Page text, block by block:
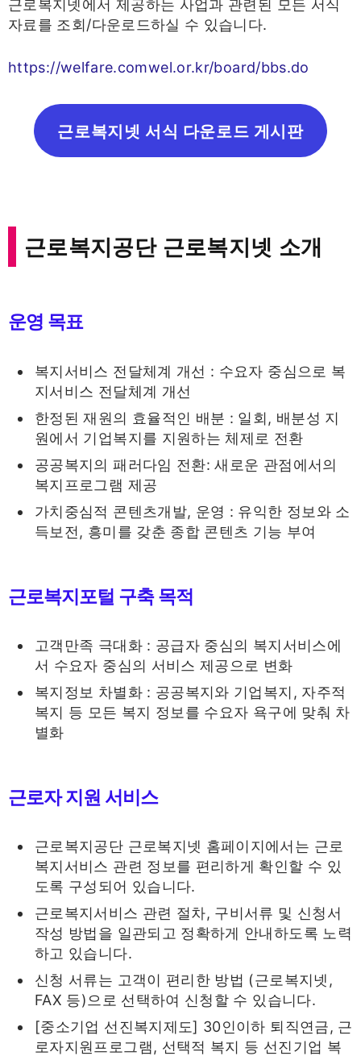
근로복지넷에서 제공하는 사업과 관련된 모든 서식
자료를 조회/다운로드하실 수 있습니다.
https://welfare.comwel.or.kr/board/bbs.do
근로복지넷 서식 다운로드 게시판
근로복지공단 근로복지넷 소개
운영 목표
복지서비스 전달체계 개선 : 수요자 중심으로 복
지서비스 전달체계 개선
한정된 재원의 효율적인 배분 : 일회, 배분성 지
원에서 기업복지를 지원하는 체제로 전환
공공복지의 패러다임 전환: 새로운 관점에서의
복지프로그램 제공
가치중심적 콘텐츠개발, 운영 : 유익한 정보와 소
득보전, 흥미를 갖춘 종합 콘텐츠 기능 부여
근로복지포털 구축 목적
고객만족 극대화 : 공급자 중심의 복지서비스에
서 수요자 중심의 서비스 제공으로 변화
복지정보 차별화 : 공공복지와 기업복지, 자주적
복지 등 모든 복지 정보를 수요자 욕구에 맞춰 차
별화
근로자 지원 서비스
근로복지공단 근로복지넷 홈페이지에서는 근로
복지서비스 관련 정보를 편리하게 확인할 수 있
도록 구성되어 있습니다.
근로복지서비스 관련 절차, 구비서류 및 신청서
작성 방법을 일관되고 정확하게 안내하도록 노력
하고 있습니다.
신청 서류는 고객이 편리한 방법 (근로복지넷,
FAX 등)으로 선택하여 신청할 수 있습니다.
[중소기업 선진복지제도] 30인이하 퇴직연금, 근
로자지원프로그램, 선택적 복지 등 선진기업 복